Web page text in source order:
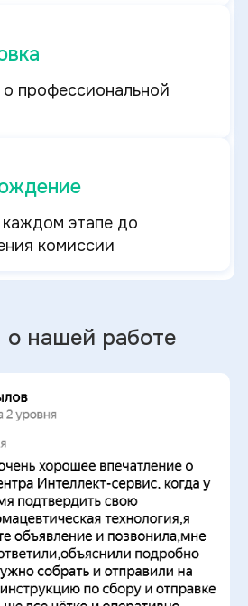
профессиональной
этапе до
комиссии
нашей работе